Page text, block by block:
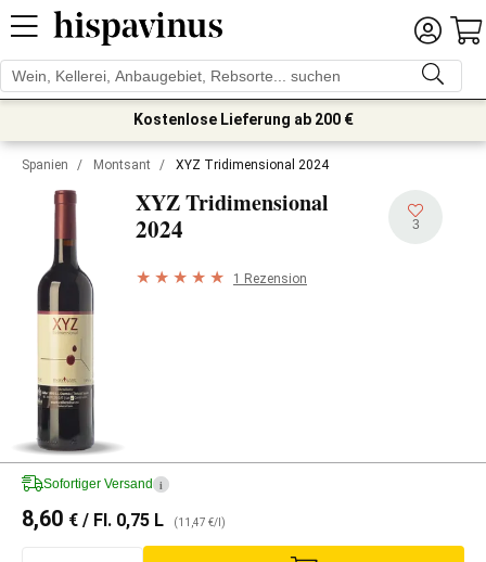
Kostenlose Lieferung ab 200 €
Spanien / Montsant / XYZ Tridimensional 2024
XYZ Tridimensional
2024 3
1 Rezension
Sofortiger Versand i
8,60 € / Fl. 0,75 L (11,47 €/l)